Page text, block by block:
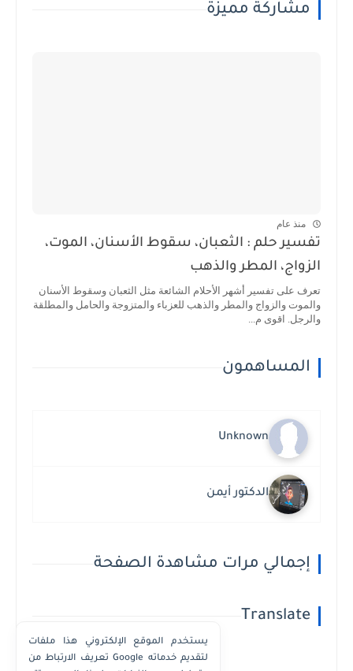
مشاركة مميزة
منذ عام
تفسير حلم : الثعبان، سقوط الأسنان، الموت،
الزواج، المطر والذهب
تعرف على تفسير أشهر الأحلام الشائعة مثل الثعبان وسقوط الأسنان
والموت والزواج والمطر والذهب للعزباء والمتزوجة والحامل والمطلقة
والرجل. اقوى م...
المساهمون
Unknown
الدكتور أيمن
إجمالي مرات مشاهدة الصفحة
Translate
يستخدم الموقع الإلكتروني هذا ملفات
تعريف الارتباط من Google لتقديم خدماته